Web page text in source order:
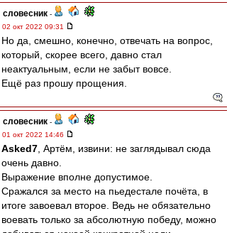
словесник -
02 окт 2022 09:31
Но да, смешно, конечно, отвечать на вопрос,
который, скорее всего, давно стал
неактуальным, если не забыт вовсе.
Ещё раз прошу прощения.
словесник -
01 окт 2022 14:46
Asked7 , Артём, извини: не заглядывал сюда
очень давно.
Выражение вполне допустимое.
Сражался за место на пьедестале почёта, в
итоге завоевал второе. Ведь не обязательно
воевать только за абсолютную победу, можно